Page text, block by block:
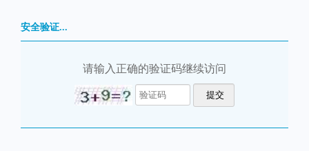
安全验证...
请输入正确的验证码继续访问